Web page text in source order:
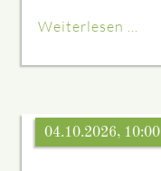
Weiterlesen …
04.10.2026, 10:00